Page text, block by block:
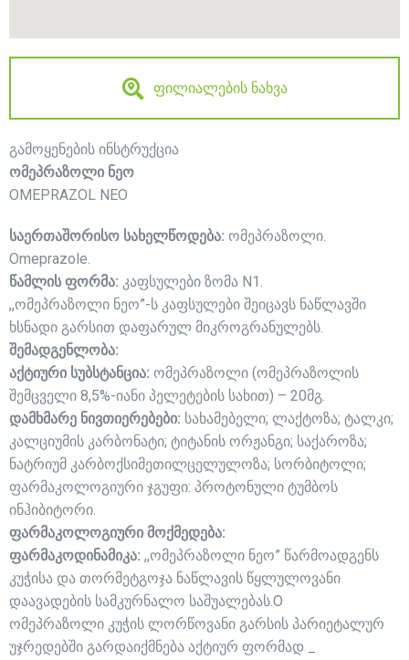
ფილიალების ნახვა
გამოყენების ინსტრუქცია
ომეპრაზოლი ნეო
OMEPRAZOL NEO
საერთაშორისო სახელწოდება: ომეპრაზოლი.
Omeprazole.
წამლის ფორმა: კაფსულები ზომა N1.
,,ომეპრაზოლი ნეო”-ს კაფსულები შეიცავს ნაწლავში
ხსნადი გარსით დაფარულ მიკროგრანულებს.
შემადგენლობა:
აქტიური სუბსტანცია: ომეპრაზოლი (ომეპრაზოლის
შემცველი 8,5%-იანი პელეტების სახით) – 20მგ.
დამხმარე ნივთიერებები: სახამებელი; ლაქტოზა; ტალკი;
კალციუმის კარბონატი; ტიტანის ორჟანგი; საქაროზა;
ნატრიუმ კარბოქსიმეთილცელულოზა; სორბიტოლი;
ფარმაკოლოგიური ჯგუფი: პროტონული ტუმბოს
ინჰიბიტორი.
ფარმაკოლოგიური მოქმედება:
ფარმაკოდინამიკა: ,,ომეპრაზოლი ნეო” წარმოადგენს
კუჭისა და თორმეტგოჯა ნაწლავის წყლულოვანი
დაავადების სამკურნალო საშუალებას.O
ომეპრაზოლი კუჭის ლორწოვანი გარსის პარიეტალურ
უჯრედებში გარდაიქმნება აქტიურ ფორმად _